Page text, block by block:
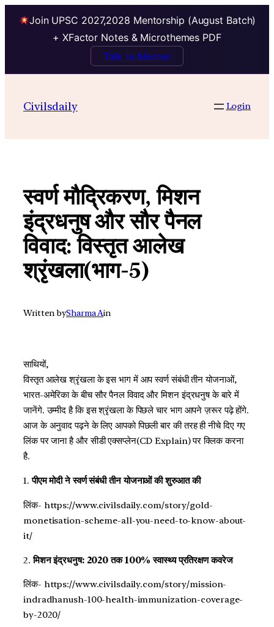
Join UPSC 2027,2028 Mentorship (August Batch)
+ XFactor Notes & Microthemes PDF
Talk to Mentor
contentCivilsdaily Login
स्वर्ण मौद्रिकरण, मिशन
इंद्रधनुष और सौर पैनल
विवाद: विस्तृत आलेख
श्रृंखला(भाग-5)
Written bySharma Ain
साथियों,
विस्तृत आलेख श्रृंखला के इस भाग में आप स्वर्ण संबंधी तीन योजनाओं,
भारत-अमेरिका के बीच सौर पैनल विवाद और मिशन इंद्रधनुष के बारे में
जानेंगे. उम्मीद है कि इस श्रृंखला के पिछले चार भाग आपने ज़रूर पढ़े होंगे.
आज के अनुवाद पढ़ने के लिए आपको पिछली बार की तरह ही नीचे दिए गए
लिंक पर जाना है और सीडी एक्सप्लेन(CD Explain) पर क्लिक करना
है.
1. पीएम मोदी ने स्वर्ण संबंधी तीन योजनाओं की शुरुआत की
लिंक- https://www.civilsdaily.com/story/gold-
monetisation-scheme-all-you-need-to-know-about-
it/
2.मिशन इंद्रधनुष: 2020 तक 100% स्वास्थ्य प्रतिरक्षण कवरेज
लिंक- https://www.civilsdaily.com/story/mission-
indradhanush-100-health-immunization-coverage-
by-2020/